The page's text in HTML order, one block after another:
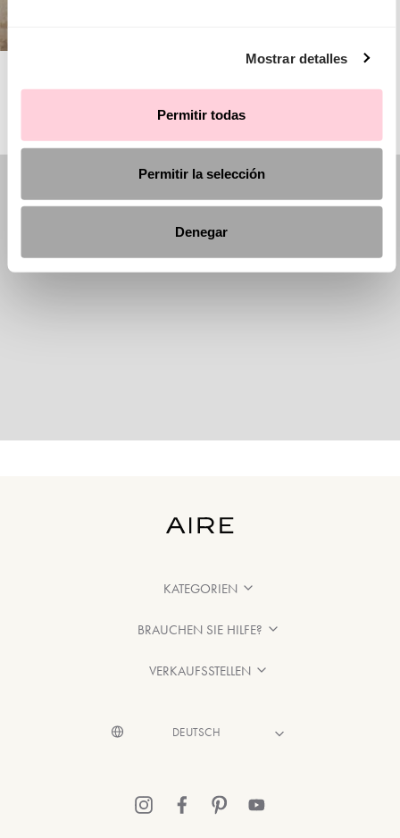
Mostrar detalles
Permitir todas
Permitir la selección
Denegar
KATEGORIEN
BRAUCHEN SIE HILFE?
VERKAUFSSTELLEN